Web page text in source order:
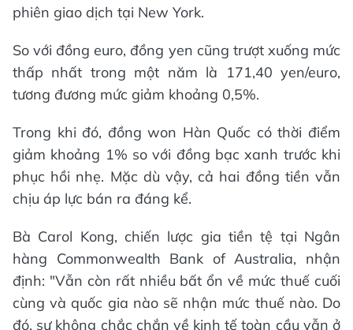
phiên giao dịch tại New York.
So với đồng euro, đồng yen cũng trượt xuống mức
thấp nhất trong một năm là 171,40 yen/euro,
tương đương mức giảm khoảng 0,5%.
Trong khi đó, đồng won Hàn Quốc có thời điểm
giảm khoảng 1% so với đồng bạc xanh trước khi
phục hồi nhẹ. Mặc dù vậy, cả hai đồng tiền vẫn
chịu áp lực bán ra đáng kể.
Bà Carol Kong, chiến lược gia tiền tệ tại Ngân
hàng Commonwealth Bank of Australia, nhận
định: "Vẫn còn rất nhiều bất ổn về mức thuế cuối
cùng và quốc gia nào sẽ nhận mức thuế nào. Do
đó, sự không chắc chắn về kinh tế toàn cầu vẫn ở